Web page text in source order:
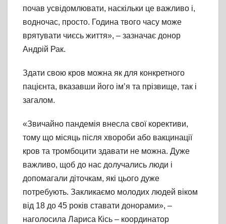
почав усвідомлювати, наскільки це важливо і,
водночас, просто. Година твого часу може
врятувати чиєсь життя», – зазначає донор
Андрій Рак.
Здати свою кров можна як для конкретного
пацієнта, вказавши його ім’я та прізвище, так і
загалом.
«Звичайно пандемія внесла свої корективи,
тому що місяць після хвороби або вакцинації
кров та тромбоцити здавати не можна. Дуже
важливо, щоб до нас долучались люди і
допомагали діточкам, які цього дуже
потребують. Закликаємо молодих людей віком
від 18 до 45 років ставати донорами», –
наголосила Лариса Кісь – координатор